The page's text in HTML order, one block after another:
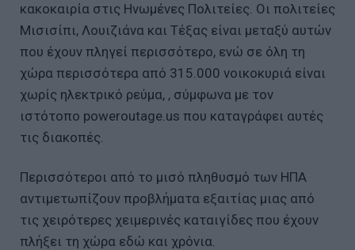
κακοκαιρία στις Ηνωμένες Πολιτείες. Οι πολιτείες
Μισισίπι, Λουιζιάνα και Τέξας είναι μεταξύ αυτών
που έχουν πληγεί περισσότερο, ενώ σε όλη τη
χώρα περισσότερα από 315.000 νοικοκυριά είναι
χωρίς ηλεκτρικό ρεύμα, , σύμφωνα με τον
ιστότοπο poweroutage.us που καταγράφει αυτές
τις διακοπές.
Περισσότεροι από το μισό πληθυσμό των ΗΠΑ
αντιμετωπίζουν προβλήματα εξαιτίας μιας από
τις χειρότερες χειμερινές καταιγίδες που έχουν
πλήξει τη χώρα εδώ και χρόνια.